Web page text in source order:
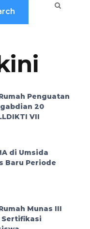
Penguatan
20
VII
di Umsida
Baru Periode
Munas III
Sertifikasi